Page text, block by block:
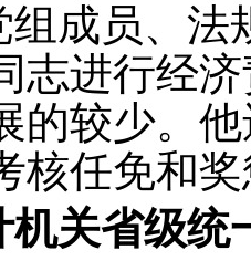
组成员、法
志进行经
的较少。
核任免和
机关省级统